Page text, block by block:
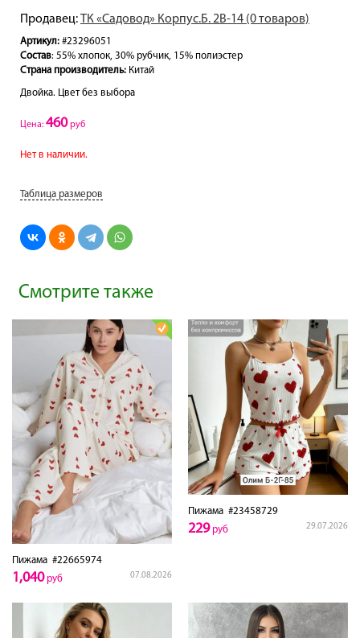
Продавец:ТК «Садовод» Корпус.Б. 2В-14 (0 товаров)
Артикул: #23296051
Состав: 55% хлопок, 30% рубчик, 15% полиэстер
Страна производитель: Китай
Двойка. Цвет без выбора
Цена: 460руб
Нет в наличии.
Таблица размеров
Смотрите также
Пижама #22665974
07.08.2026
1,040руб
Пижама #23458729
29.07.2026
229руб